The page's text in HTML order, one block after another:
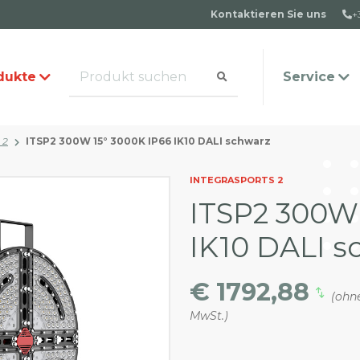
Kontaktieren Sie uns
Service
Häufige Fragen
Kontakt
2 ITSP2 300W 15° 3000K IP66 IK10 DALI schwarz
INTEGRASPORTS 2
ITSP2
IK10 DALI
€ 1792,88
MwSt.)